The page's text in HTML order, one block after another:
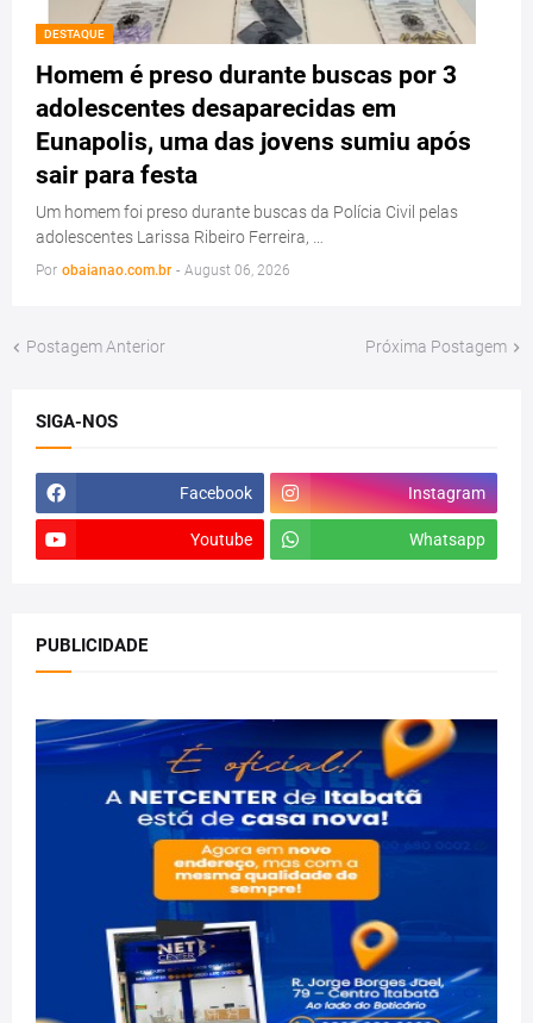
DESTAQUE
Homem é preso durante buscas por 3
adolescentes desaparecidas em
Eunapolis, uma das jovens sumiu após
sair para festa
Um homem foi preso durante buscas da Polícia Civil pelas
adolescentes Larissa Ribeiro Ferreira, …
Por obaianao.com.br - August 06, 2026
Postagem Anterior Próxima Postagem
SIGA-NOS
Facebook Instagram
Youtube Whatsapp
PUBLICIDADE